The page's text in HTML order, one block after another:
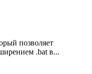
позволяет
.bat в...